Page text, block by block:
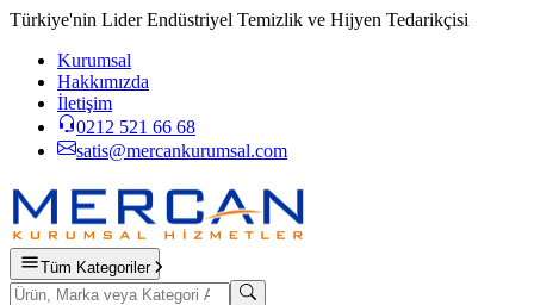
Türkiye'nin Lider Endüstriyel Temizlik ve Hijyen Tedarikçisi
Kurumsal
Hakkımızda
İletişim
0212 521 66 68
satis@mercankurumsal.com
Tüm Kategoriler